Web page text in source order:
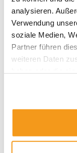
analysieren.
Verwendung
soziale Medien,
Partner führen
weiteren Daten
2025
2024
2023